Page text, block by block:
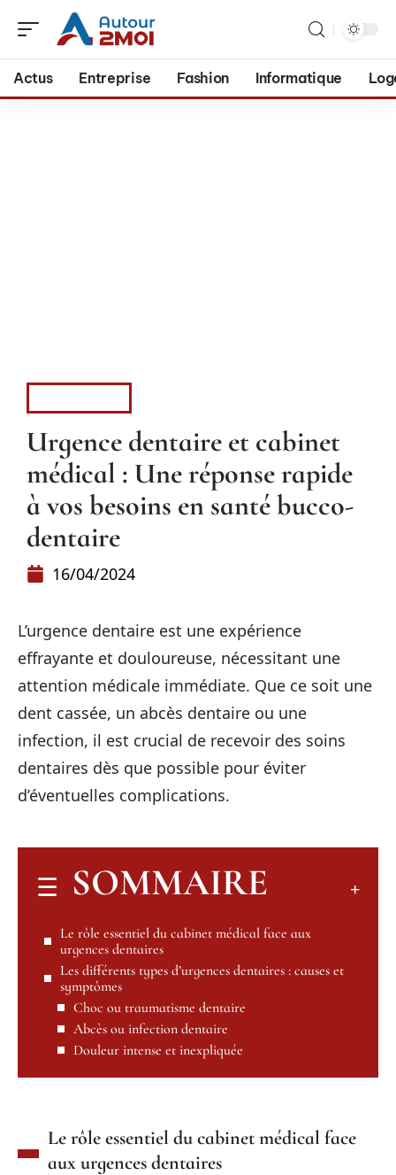
Actus Entreprise Fashion Informatique
Urgence dentaire et cabinet
médical : Une réponse rapide
à vos besoins en santé bucco-
dentaire
16/04/2024
L’urgence dentaire est une expérience
effrayante et douloureuse, nécessitant une
attention médicale immédiate. Que ce soit une
dent cassée, un abcès dentaire ou une
infection, il est crucial de recevoir des soins
dentaires dès que possible pour éviter
d’éventuelles complications.
SOMMAIRE
Le rôle essentiel du cabinet médical face aux
urgences dentaires
Les différents types d’urgences dentaires : causes et
symptômes
Choc ou traumatisme dentaire
Abcès ou infection dentaire
Douleur intense et inexpliquée
Le rôle essentiel du cabinet médical face
aux urgences dentaires